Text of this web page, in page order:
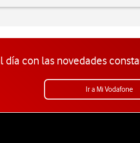
día con las novedades
Ir a Mi Vodafone